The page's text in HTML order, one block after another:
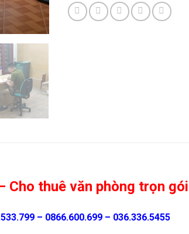
Cho thuê văn phòng trọn
– 0866.600.699 – 036.336.5455